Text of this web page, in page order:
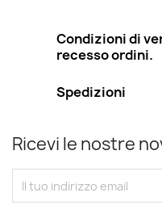
Condizioni di
recesso ordini.
Spedizioni
Ricevi le nostre